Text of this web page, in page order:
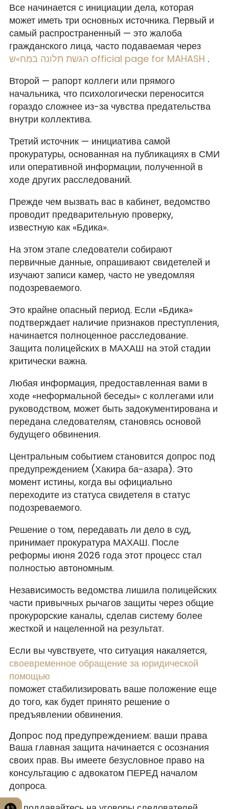
Все начинается с инициации дела, которая
может иметь три основных источника. Первый и
самый распространенный — это жалоба
гражданского лица, часто подаваемая через
הגשת תלונה במח»ש official page for MAHASH .
Второй — рапорт коллеги или прямого
начальника, что психологически переносится
гораздо сложнее из-за чувства предательства
внутри коллектива.
Третий источник — инициатива самой
прокуратуры, основанная на публикациях в СМИ
или оперативной информации, полученной в
ходе других расследований.
Прежде чем вызвать вас в кабинет, ведомство
проводит предварительную проверку,
известную как «Бдика».
На этом этапе следователи собирают
первичные данные, опрашивают свидетелей и
изучают записи камер, часто не уведомляя
подозреваемого.
Это крайне опасный период. Если «Бдика»
подтверждает наличие признаков преступления,
начинается полноценное расследование.
Защита полицейских в МАХАШ на этой стадии
критически важна.
Любая информация, предоставленная вами в
ходе «неформальной беседы» с коллегами или
руководством, может быть задокументирована и
передана следователям, становясь основой
будущего обвинения.
Центральным событием становится допрос под
предупреждением (Хакира ба-азара). Это
момент истины, когда вы официально
переходите из статуса свидетеля в статус
подозреваемого.
Решение о том, передавать ли дело в суд,
принимает прокуратура МАХАШ. После
реформы июня 2026 года этот процесс стал
полностью автономным.
Независимость ведомства лишила полицейских
части привычных рычагов защиты через общие
прокурорские каналы, сделав систему более
жесткой и нацеленной на результат.
Если вы чувствуете, что ситуация накаляется,
своевременное обращение за юридической
помощью
поможет стабилизировать ваше положение еще
до того, как будет принято решение о
предъявлении обвинения.
Допрос под предупреждением: ваши права
Ваша главная защита начинается с осознания
своих прав. Вы имеете безусловное право на
консультацию с адвокатом ПЕРЕД началом
допроса.